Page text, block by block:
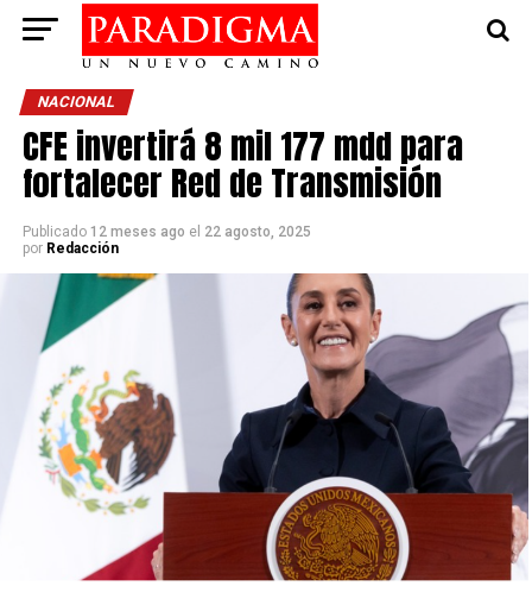
NACIONAL
CFE invertirá 8 mil 177 mdd para
fortalecer Red de Transmisión
Publicado 12 meses ago el 22 agosto, 2025
por Redacción